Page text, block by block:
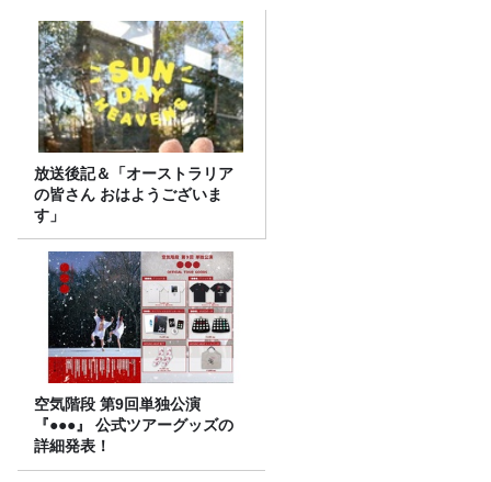
放送後記＆「オーストラリア
の皆さん おはようございま
す」
空気階段 第9回単独公演
『●●●』 公式ツアーグッズの
詳細発表！